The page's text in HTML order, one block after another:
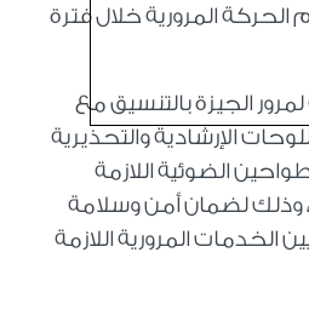
المرورية خلال فترة
الجيزة بالتنسيق مع
الإرشادية والتحذيرية
الضوئية اللازمة
وذلك لضمان أمن وسلامة
الخدمات المرورية اللازمة